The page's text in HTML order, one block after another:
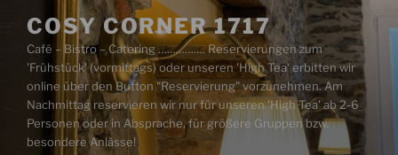
Inhalt
springen
COSY CORNER 1717
Café – Bistro – Catering ……………. Reservierungen zum
'Frühstück' (vormittags) oder unseren 'High Tea' erbitten wir
online über den Button "Reservierung" vorzunehmen. Am
Nachmittag reservieren wir nur für unseren 'High Tea' ab 2-6
Personen oder in Absprache, für größere Gruppen bzw.
besondere Anlässe!